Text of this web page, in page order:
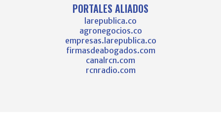
PORTALES ALIADOS
larepublica.co
agronegocios.co
empresas.larepublica.co
firmasdeabogados.com
canalrcn.com
rcnradio.com